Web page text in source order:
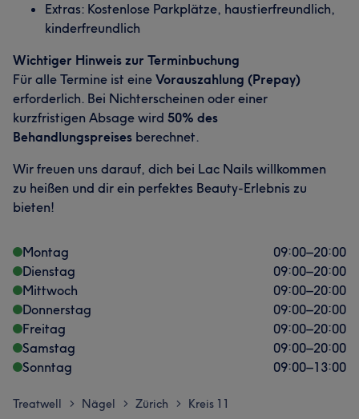
Extras: Kostenlose Parkplätze, haustierfreundlich,
kinderfreundlich
Wichtiger Hinweis zur Terminbuchung
Für alle Termine ist eine Vorauszahlung (Prepay)
erforderlich. Bei Nichterscheinen oder einer
kurzfristigen Absage wird 50% des
Behandlungspreises berechnet.
Wir freuen uns darauf, dich bei Lac Nails willkommen
zu heißen und dir ein perfektes Beauty-Erlebnis zu
bieten!
Montag 09:00–20:00
Dienstag
09:00–20:00
Mittwoch
09:00–20:00
Donnerstag
09:00–20:00
Freitag
09:00–20:00
Samstag
09:00–20:00
Sonntag
09:00–13:00
Treatwell > Nägel > Zürich > Kreis 11